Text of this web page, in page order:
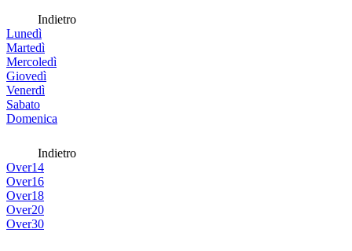
Indietro
Lunedì
Martedì
Mercoledì
Giovedì
Venerdì
Sabato
Domenica
Indietro
Over14
Over16
Over18
Over20
Over30